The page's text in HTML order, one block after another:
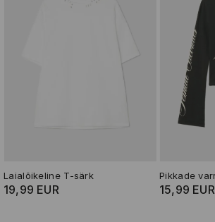
Laialõikeline T-särk
19,99 EUR 15,99 EUR